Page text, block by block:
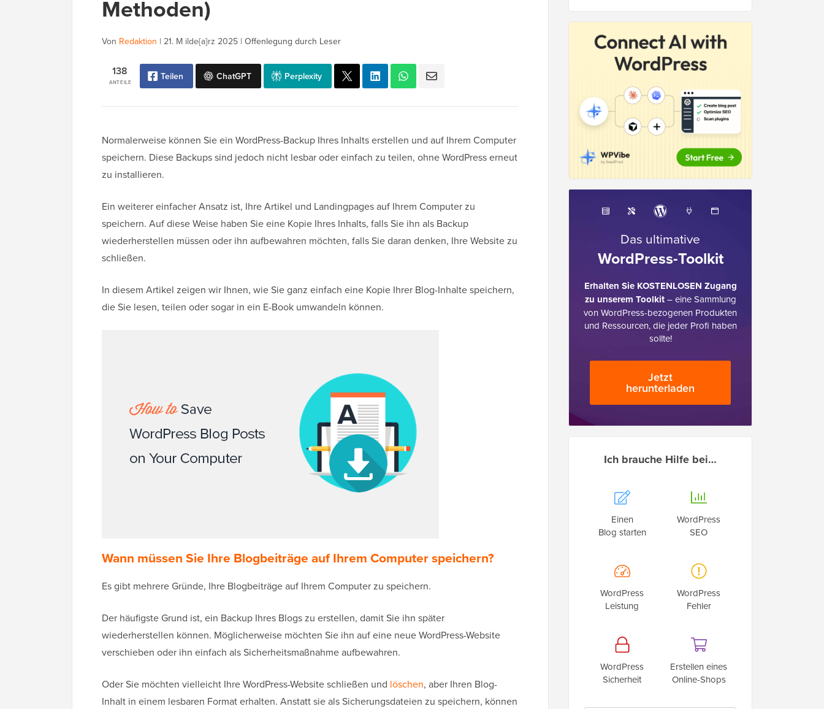
Methoden)
Von Redaktion | 21. M ilde{a}rz 2025 | Offenlegung durch Leser
ANTEILE
138 Teilen ChatGPT Perplexity
Normalerweise können Sie ein WordPress-Backup Ihres Inhalts erstellen und auf Ihrem Computer
speichern. Diese Backups sind jedoch nicht lesbar oder einfach zu teilen, ohne WordPress erneut
zu installieren.
Ein weiterer einfacher Ansatz ist, Ihre Artikel und Landingpages auf Ihrem Computer zu
speichern. Auf diese Weise haben Sie eine Kopie Ihres Inhalts, falls Sie ihn als Backup
wiederherstellen müssen oder ihn aufbewahren möchten, falls Sie daran denken, Ihre Website zu
schließen.
In diesem Artikel zeigen wir Ihnen, wie Sie ganz einfach eine Kopie Ihrer Blog-Inhalte speichern,
die Sie lesen, teilen oder sogar in ein E-Book umwandeln können.
Wann müssen Sie Ihre Blogbeiträge auf Ihrem Computer speichern?
Es gibt mehrere Gründe, Ihre Blogbeiträge auf Ihrem Computer zu speichern.
Der häufigste Grund ist, ein Backup Ihres Blogs zu erstellen, damit Sie ihn später
wiederherstellen können. Möglicherweise möchten Sie ihn auf eine neue WordPress-Website
verschieben oder ihn einfach als Sicherheitsmaßnahme aufbewahren.
Oder Sie möchten vielleicht Ihre WordPress-Website schließen und löschen, aber Ihren Blog-
Inhalt in einem lesbaren Format erhalten. Anstatt sie als Sicherungsdateien zu speichern, können
Das ultimative
WordPress-Toolkit
Erhalten Sie KOSTENLOSEN Zugang
zu unserem Toolkit– eine Sammlung
von WordPress-bezogenen Produkten
und Ressourcen, die jeder Profi haben
sollte!
Jetzt
herunterladen
Ich brauche Hilfe bei…
Einen
Blog starten
WordPress
SEO
WordPress
Leistung
WordPress
Fehler
WordPress
Sicherheit
Erstellen eines
Online-Shops